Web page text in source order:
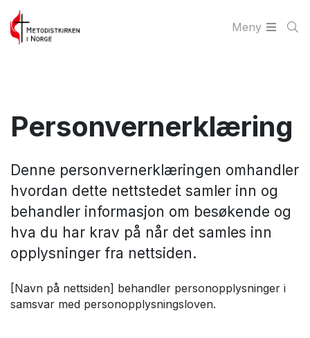
Meny
Personvernerklæring
Denne personvernerklæringen omhandler
hvordan dette nettstedet samler inn og
behandler informasjon om besøkende og
hva du har krav på når det samles inn
opplysninger fra nettsiden.
[Navn på nettsiden] behandler personopplysninger i
samsvar med personopplysningsloven.